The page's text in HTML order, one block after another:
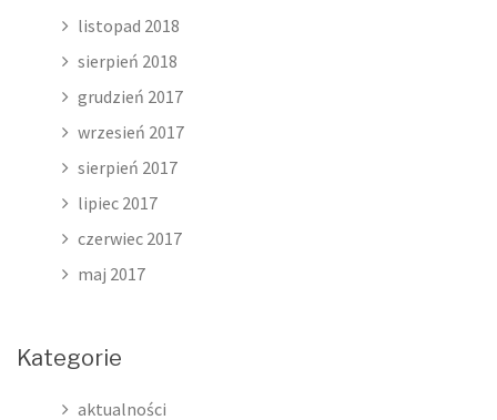
listopad 2018
sierpień 2018
grudzień 2017
wrzesień 2017
sierpień 2017
lipiec 2017
czerwiec 2017
maj 2017
Kategorie
aktualności